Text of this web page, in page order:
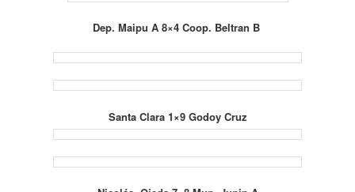
Dep. Maipu A 8×4 Coop. Beltran B
Santa Clara 1×9 Godoy Cruz